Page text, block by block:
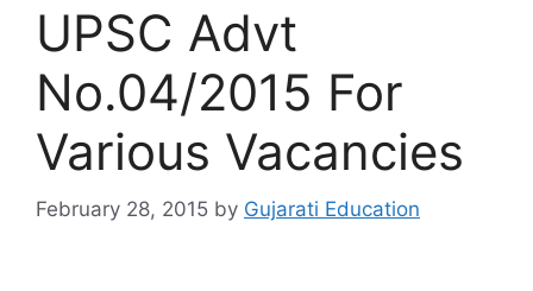
UPSC Advt
No.04/2015 For
Various Vacancies
February 28, 2015 by Gujarati Education